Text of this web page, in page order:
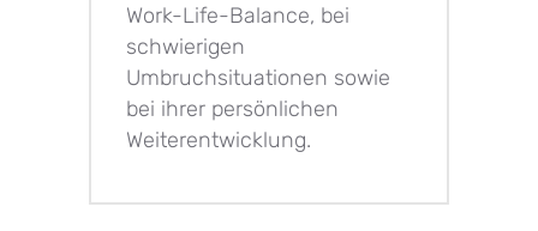
Work-Life-Balance, bei
schwierigen
Umbruchsituationen sowie
bei ihrer persönlichen
Weiterentwicklung.